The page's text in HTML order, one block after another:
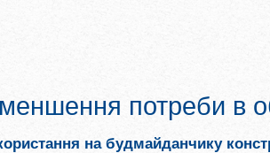
потреби в
на будмайданчику